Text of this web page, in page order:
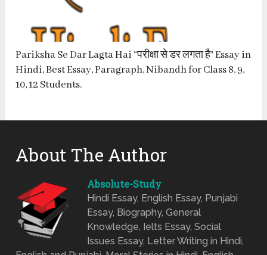
Pariksha Se Dar Lagta Hai “परीक्षा से डर लगता है” Essay in
Hindi, Best Essay, Paragraph, Nibandh for Class 8, 9,
10, 12 Students.
About The Author
Absolute-Study
Hindi Essay, English Essay, Punjabi
Essay, Biography, General
Knowledge, Ielts Essay, Social
Issues Essay, Letter Writing in Hindi,